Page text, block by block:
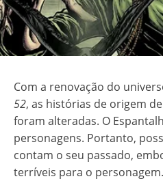
Com a renovação do
52, as histórias de origem
foram alteradas. O
personagens. Portanto,
contam o seu passado,
terríveis para o